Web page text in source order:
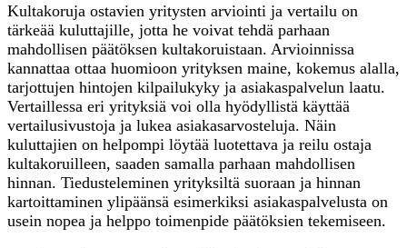
Kultakoruja ostavien yritysten arviointi ja vertailu on
tärkeää kuluttajille, jotta he voivat tehdä parhaan
mahdollisen päätöksen kultakoruistaan. Arvioinnissa
kannattaa ottaa huomioon yrityksen maine, kokemus alalla,
tarjottujen hintojen kilpailukyky ja asiakaspalvelun laatu.
Vertaillessa eri yrityksiä voi olla hyödyllistä käyttää
vertailusivustoja ja lukea asiakasarvosteluja. Näin
kuluttajien on helpompi löytää luotettava ja reilu ostaja
kultakoruilleen, saaden samalla parhaan mahdollisen
hinnan. Tiedusteleminen yrityksiltä suoraan ja hinnan
kartoittaminen ylipäänsä esimerkiksi asiakaspalvelusta on
usein nopea ja helppo toimenpide päätöksien tekemiseen.